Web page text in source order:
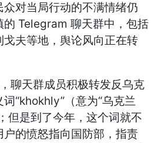
对当局行动的不满情绪仍
的 Telegram 聊天群中，包括
夫等地，舆论风向正在转
聊天群成员积极转发反乌克
“khokhly”（意为“乌克兰
但是到了今年，这个词就不
的愤怒指向国防部，指责